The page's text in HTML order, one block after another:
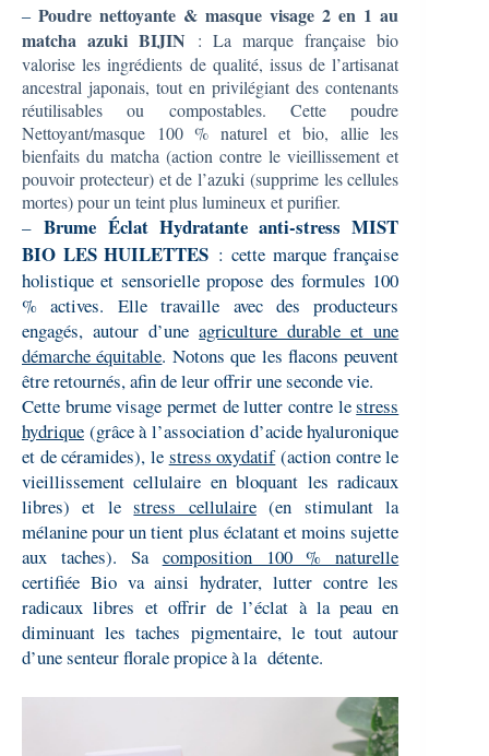
–Poudre nettoyante & masque visage 2 en 1 au
matcha azuki BIJIN : La marque française bio
valorise les ingrédients de qualité, issus de l’artisanat
ancestral japonais, tout en privilégiant des contenants
réutilisables ou compostables. Cette poudre
Nettoyant/masque 100 % naturel et bio, allie les
bienfaits du matcha (action contre le vieillissement et
pouvoir protecteur) et de l’azuki (supprime les cellules
mortes) pour un teint plus lumineux et purifier.
– Brume Éclat Hydratante anti-stress MIST
BIO LES HUILETTES : cette marque française
holistique et sensorielle propose des formules 100
% actives. Elle travaille avec des producteurs
engagés, autour d’uneagriculture durable et une
démarche équitable. Notons que les flacons peuvent
être retournés, afin de leur offrir une seconde vie.
Cette brume visage permet de lutter contre lestress
hydrique (grâce à l’association d’acide hyaluronique
et de céramides), le stress oxydatif(action contre le
vieillissement cellulaire en bloquant les radicaux
libres) et lestress cellulaire(en stimulant la
mélanine pour un tient plus éclatant et moins sujette
aux taches). Sa composition 100 % naturelle
certifiée Bio va ainsi hydrater, lutter contre les
radicaux libres et offrir de l’éclat à la peau en
diminuant les taches pigmentaire, le tout autour
d’une senteur florale propice à la détente.